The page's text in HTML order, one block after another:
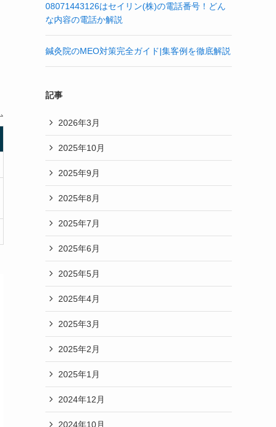
08071443126はセイリン(株)の電話番号！どん
な内容の電話か解説
鍼灸院のMEO対策完全ガイド|集客例を徹底解説
記事
2026年3月
2025年10月
2025年9月
2025年8月
2025年7月
2025年6月
2025年5月
2025年4月
2025年3月
2025年2月
2025年1月
2024年12月
2024年10月